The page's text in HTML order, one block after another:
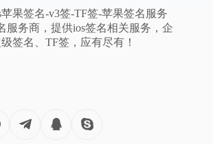
果签名-v3签-TF签-苹果签名服务
服务商，提供ios签名相关服务，企
签名、TF签，应有尽有！